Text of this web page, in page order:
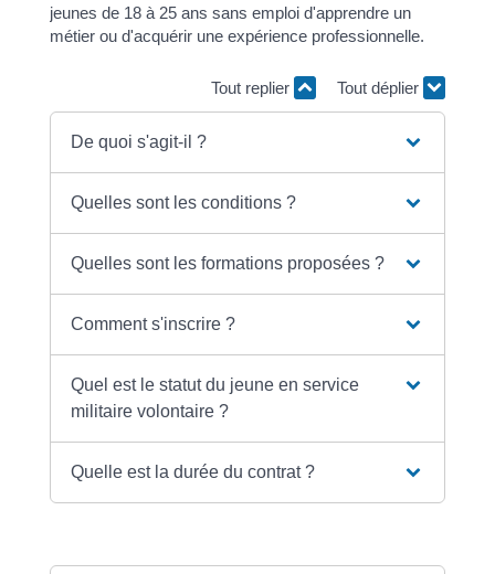
jeunes de 18 à 25 ans sans emploi d'apprendre un
métier ou d'acquérir une expérience professionnelle.
Tout replier Tout déplier
De quoi s'agit-il ?
Quelles sont les conditions ?
Quelles sont les formations proposées ?
Comment s'inscrire ?
Quel est le statut du jeune en service
militaire volontaire ?
Quelle est la durée du contrat ?